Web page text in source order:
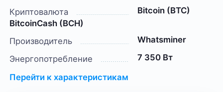
Криптовалюта
Bitcoin (BTC)
BitcoinCash (BCH)
Производитель
Whatsminer
Энергопотребление
7 350 Вт
Перейти к характеристикам